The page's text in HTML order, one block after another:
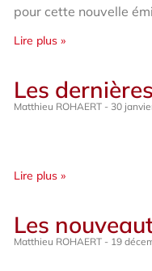
pour cette nouvelle
Lire plus »
Les
Matthieu ROHAERT 30
Lire plus »
Les
Matthieu ROHAERT 19